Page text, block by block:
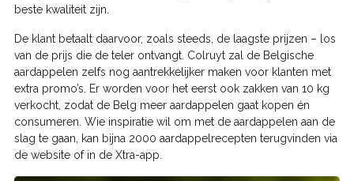
beste kwaliteit zijn.
De klant betaalt daarvoor, zoals steeds, de laagste prijzen – los
van de prijs die de teler ontvangt. Colruyt zal de Belgische
aardappelen zelfs nog aantrekkelijker maken voor klanten met
extra promo’s. Er worden voor het eerst ook zakken van 10 kg
verkocht, zodat de Belg meer aardappelen gaat kopen én
consumeren. Wie inspiratie wil om met de aardappelen aan de
slag te gaan, kan bijna 2000 aardappelrecepten terugvinden via
de website of in de Xtra-app.